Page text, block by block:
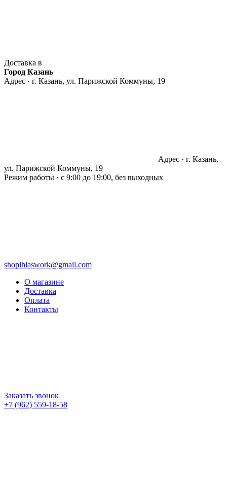
Доставка в
Город Казань
Адрес · г. Казань, ул. Парижской Коммуны, 19
Адрес · г. Казань,
ул. Парижской Коммуны, 19
Режим работы · с 9:00 до 19:00, без выходных
shopihlaswork@gmail.com
О магазине
Доставка
Оплата
Контакты
Заказать звонок
+7 (962) 559-18-58